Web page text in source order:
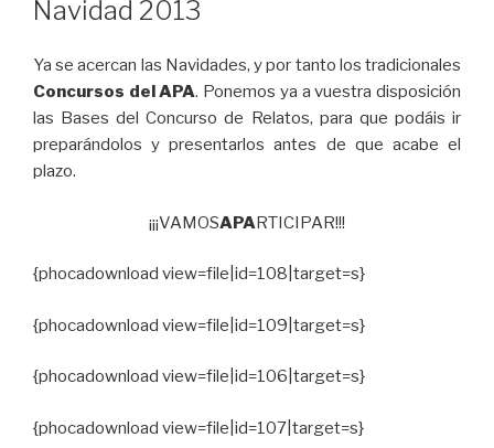
Navidad 2013
Ya se acercan las Navidades, y por tanto los tradicionales
Concursos del APA. Ponemos ya a vuestra disposición
las Bases del Concurso de Relatos, para que podáis ir
preparándolos y presentarlos antes de que acabe el
plazo.
¡¡¡VAMOSAPARTICIPAR!!!
{phocadownload view=file|id=108|target=s}
{phocadownload view=file|id=109|target=s}
{phocadownload view=file|id=106|target=s}
{phocadownload view=file|id=107|target=s}